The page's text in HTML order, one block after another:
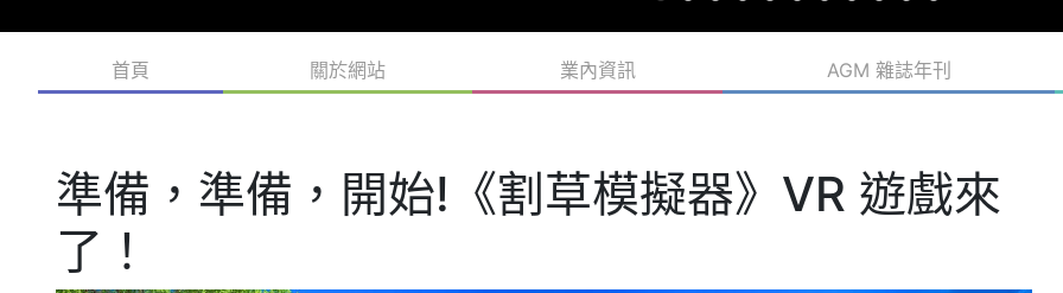
首頁 關於網站 業內資訊 AGM 雜誌年刊
準備，準備，開始!《割草模擬器》VR 遊戲來
了！